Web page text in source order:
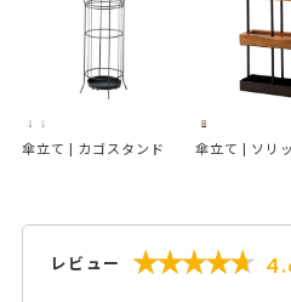
傘立て | カゴスタンド 傘立て | ソリ
レビュー